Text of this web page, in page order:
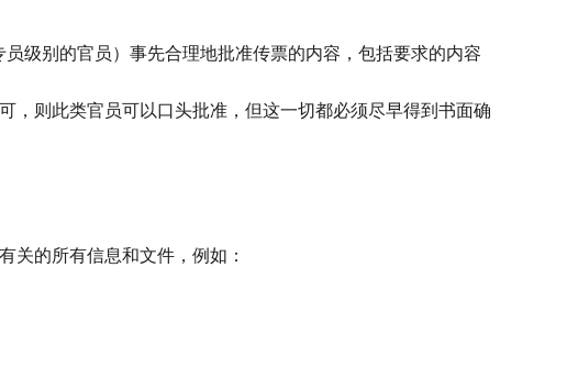
级别的官员）事先合理地批准传票的内容，包括要求的内容
，则此类官员可以口头批准，但这一切都必须尽早得到书面确
关的所有信息和文件，例如：